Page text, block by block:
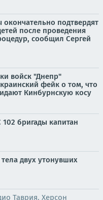
подтвердят
после проведения
сообщил Сергей
войск "Днепр"
фейк о том, что
Кинбурнскую косу
бригады капитан
двух утонувших
Таврия. Херсон